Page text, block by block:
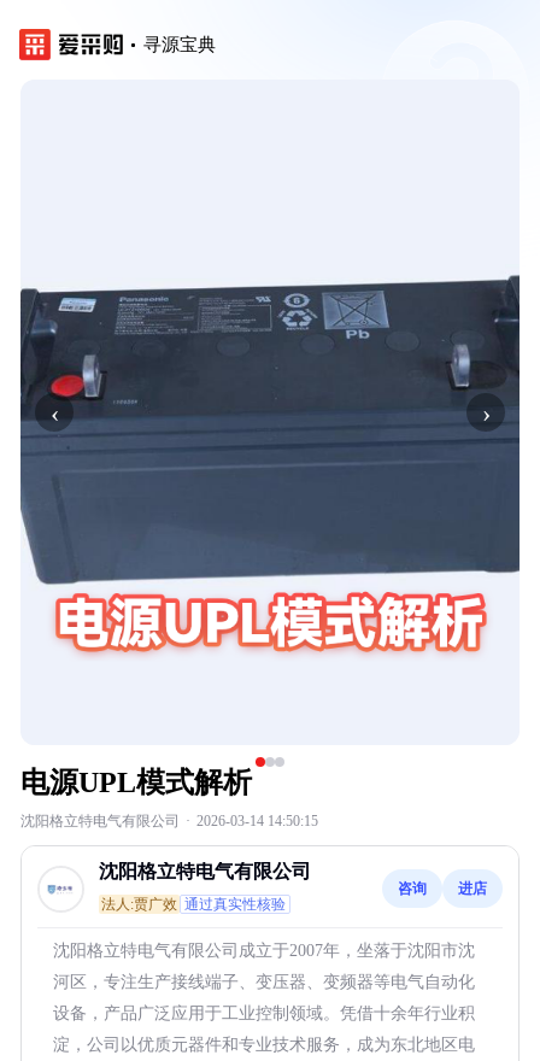
寻源宝典
‹ ›
电源UPL模式解析
沈阳格立特电气有限公司 · 2026-03-14 14:50:15
沈阳格立特电气有限公司
法人:贾广效 通过真实性核验
咨询 进店
沈阳格立特电气有限公司成立于2007年，坐落于沈阳市沈
河区，专注生产接线端子、变压器、变频器等电气自动化
设备，产品广泛应用于工业控制领域。凭借十余年行业积
淀，公司以优质元器件和专业技术服务，成为东北地区电